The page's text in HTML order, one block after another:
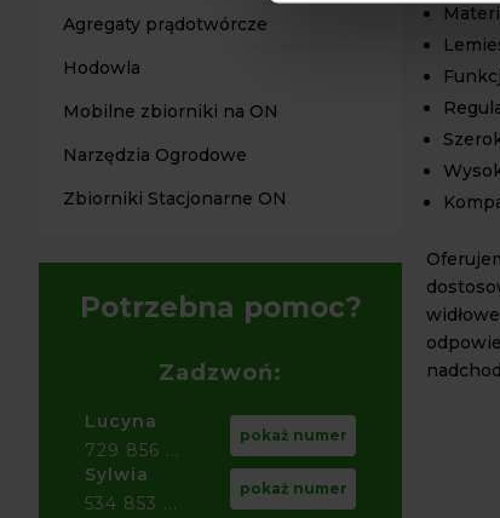
Agregaty prądotwórcze
Hodowla
Mobilne zbiorniki na ON
Narzędzia Ogrodowe
Zbiorniki Stacjonarne ON
Potrzebna pomoc?
Zadzwoń:
Lucyna
729 856 ...
pokaż numer
Sylwia
534 853 ...
pokaż numer